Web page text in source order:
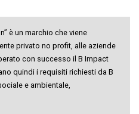
è un marchio che viene
privato no profit, alle aziende
con successo il B Impact
quindi i requisiti richiesti da B
e ambientale,